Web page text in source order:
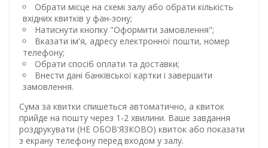
Обрати місце на схемі залу або обрати кількість
вхідних квитків у фан-зону;
Натиснути кнопку "Оформити замовлення";
Вказати ім'я, адресу електронної пошти, номер
телефону;
Обрати спосіб оплати та доставки;
Внести дані банківської картки і завершити
замовлення.
Сума за квитки спишеться автоматично, а квиток
прийде на пошту через 1-2 хвилини. Ваше завдання
роздрукувати (НЕ ОБОВ'ЯЗКОВО) квиток або показати
з екрану телефону перед входом у залу.